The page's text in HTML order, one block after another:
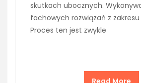
skutkach ubocznych.
fachowych rozwiązań z
Proces ten jest zwykle